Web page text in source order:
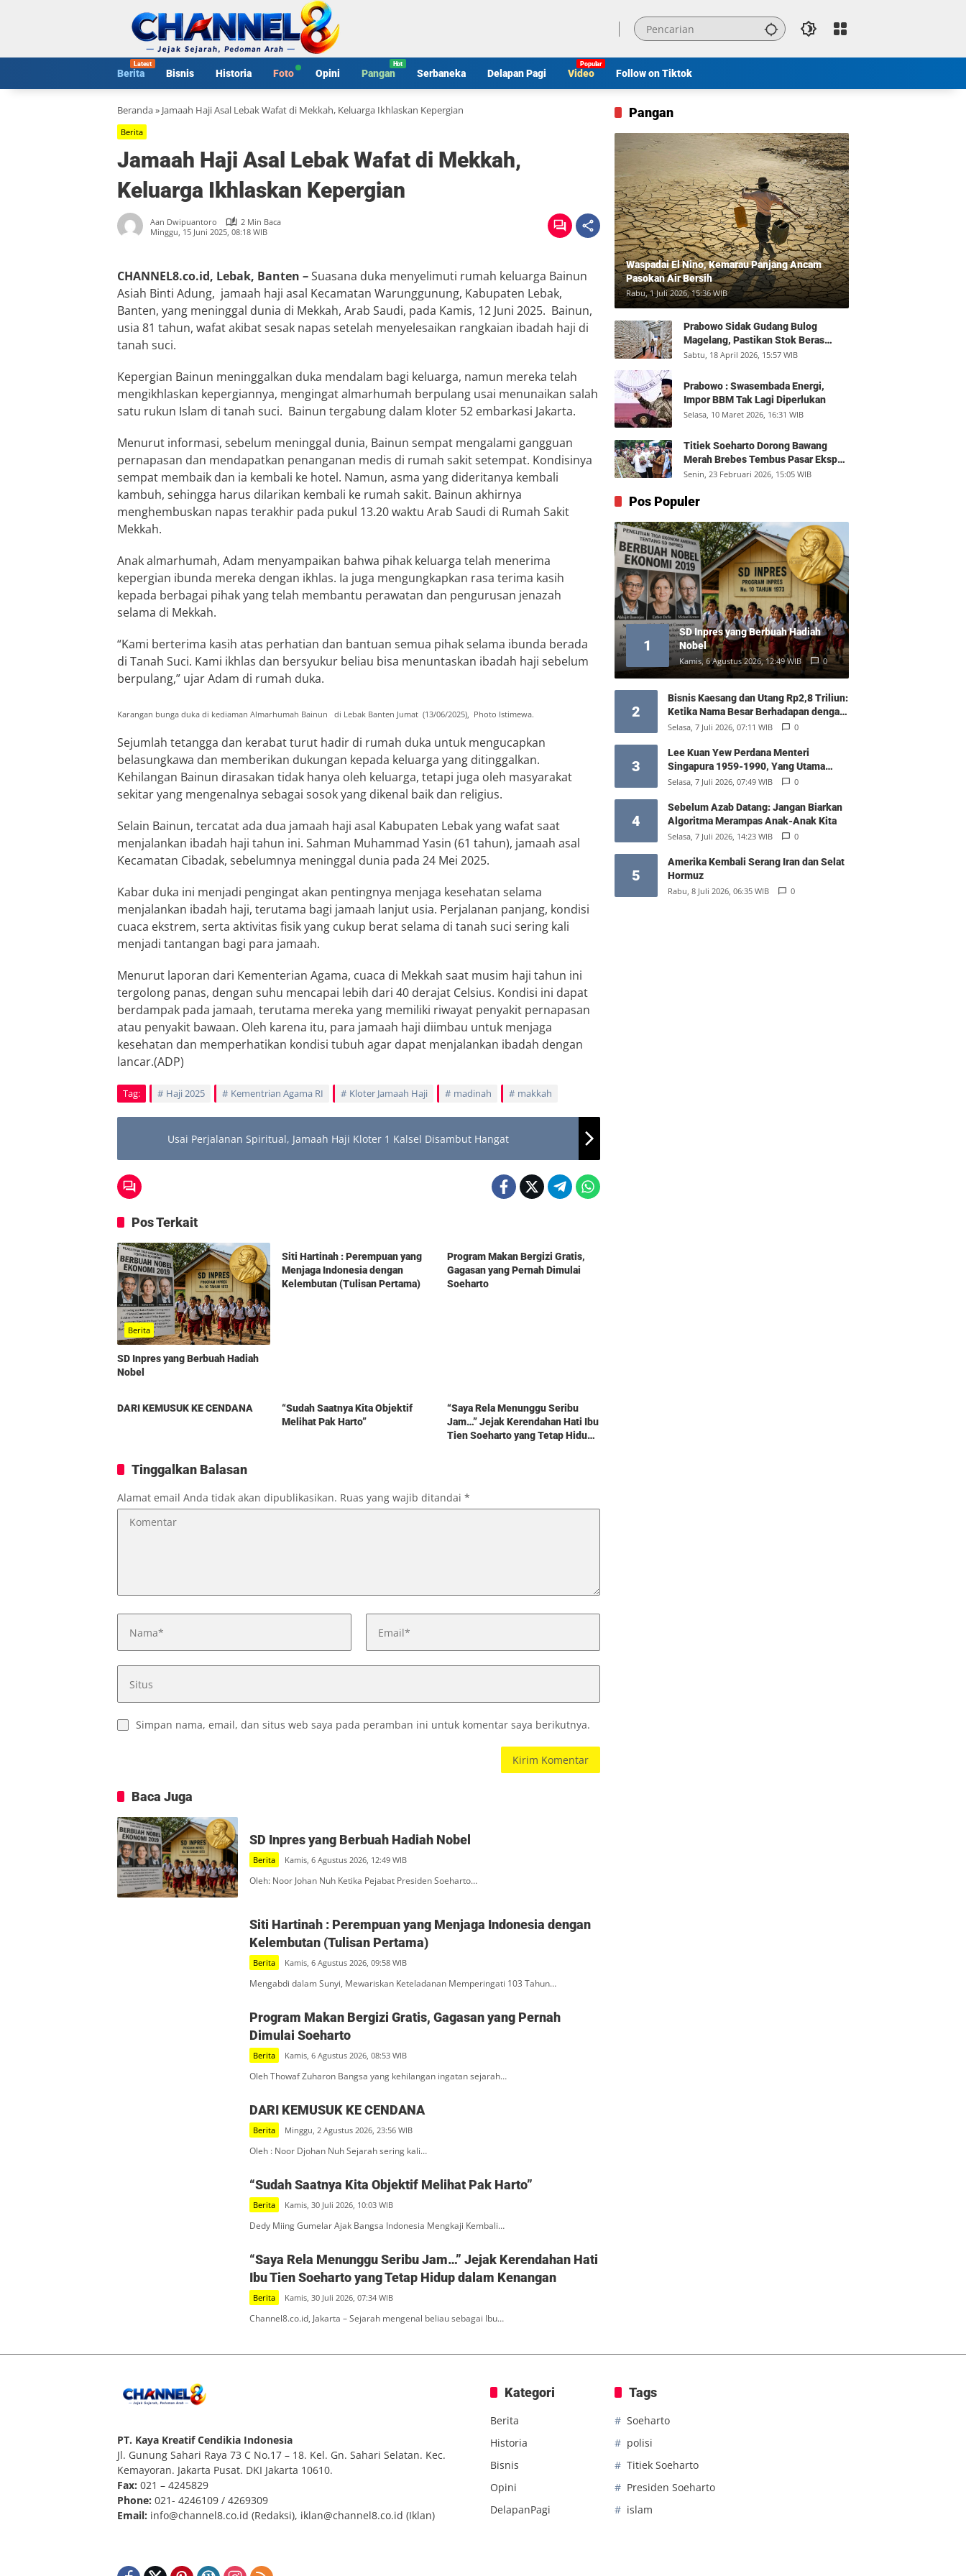
Berita Bisnis Historia Foto Opini Pangan Serbaneka Delapan Pagi Video Follow on Tiktok
Beranda» Jamaah Haji Asal Lebak Wafat di Mekkah, Keluarga Ikhlaskan Kepergian
Berita
Jamaah Haji Asal Lebak Wafat di Mekkah,
Keluarga Ikhlaskan Kepergian
Aan Dwipuantoro
2 Min Baca
Minggu, 15 Juni 2025, 08:18 WIB
CHANNEL8.co.id, Lebak, Banten –Suasana duka menyelimuti rumah keluarga Bainun
Asiah Binti Adung, jamaah haji asal Kecamatan Warunggunung, Kabupaten Lebak,
Banten, yang meninggal dunia di Mekkah, Arab Saudi, pada Kamis, 12 Juni 2025. Bainun,
usia 81 tahun, wafat akibat sesak napas setelah menyelesaikan rangkaian ibadah haji di
tanah suci.
Kepergian Bainun meninggalkan duka mendalam bagi keluarga, namun mereka telah
mengikhlaskan kepergiannya, mengingat almarhumah berpulang usai menunaikan salah
satu rukun Islam di tanah suci. Bainun tergabung dalam kloter 52 embarkasi Jakarta.
Menurut informasi, sebelum meninggal dunia, Bainun sempat mengalami gangguan
pernapasan dan mendapatkan penanganan medis di rumah sakit setempat. Kondisinya
sempat membaik dan ia kembali ke hotel. Namun, asma yang dideritanya kembali
kambuh, sehingga harus dilarikan kembali ke rumah sakit. Bainun akhirnya
menghembuskan napas terakhir pada pukul 13.20 waktu Arab Saudi di Rumah Sakit
Mekkah.
Anak almarhumah, Adam menyampaikan bahwa pihak keluarga telah menerima
kepergian ibunda mereka dengan ikhlas. Ia juga mengungkapkan rasa terima kasih
kepada berbagai pihak yang telah membantu perawatan dan pengurusan jenazah
selama di Mekkah.
“Kami berterima kasih atas perhatian dan bantuan semua pihak selama ibunda berada
di Tanah Suci. Kami ikhlas dan bersyukur beliau bisa menuntaskan ibadah haji sebelum
berpulang,” ujar Adam di rumah duka.
Karangan bunga duka di kediaman Almarhumah Bainun di Lebak Banten Jumat (13/06/2025), Photo Istimewa.
Sejumlah tetangga dan kerabat turut hadir di rumah duka untuk mengucapkan
belasungkawa dan memberikan dukungan kepada keluarga yang ditinggalkan.
Kehilangan Bainun dirasakan tidak hanya oleh keluarga, tetapi juga oleh masyarakat
sekitar yang mengenalnya sebagai sosok yang dikenal baik dan religius.
Selain Bainun, tercatat ada dua jamaah haji asal Kabupaten Lebak yang wafat saat
menjalankan ibadah haji tahun ini. Sahman Muhammad Yasin (61 tahun), jamaah asal
Kecamatan Cibadak, sebelumnya meninggal dunia pada 24 Mei 2025.
Kabar duka ini menjadi pengingat akan pentingnya menjaga kesehatan selama
menjalankan ibadah haji, terutama bagi jamaah lanjut usia. Perjalanan panjang, kondisi
cuaca ekstrem, serta aktivitas fisik yang cukup berat selama di tanah suci sering kali
menjadi tantangan bagi para jamaah.
Menurut laporan dari Kementerian Agama, cuaca di Mekkah saat musim haji tahun ini
tergolong panas, dengan suhu mencapai lebih dari 40 derajat Celsius. Kondisi ini dapat
berdampak pada jamaah, terutama mereka yang memiliki riwayat penyakit pernapasan
atau penyakit bawaan. Oleh karena itu, para jamaah haji diimbau untuk menjaga
kesehatan dan memperhatikan kondisi tubuh agar dapat menjalankan ibadah dengan
lancar.(ADP)
Tag: Haji 2025 Kementrian Agama RI Kloter Jamaah Haji madinah makkah
Usai Perjalanan Spiritual, Jamaah Haji Kloter 1 Kalsel Disambut Hangat
Pos Terkait
Berita
SD Inpres yang Berbuah Hadiah
Nobel
Siti Hartinah : Perempuan yang
Menjaga Indonesia dengan
Kelembutan (Tulisan Pertama)
Program Makan Bergizi Gratis,
Gagasan yang Pernah Dimulai
Soeharto
DARI KEMUSUK KE CENDANA
“Sudah Saatnya Kita Objektif
Melihat Pak Harto”
“Saya Rela Menunggu Seribu
Jam…” Jejak Kerendahan Hati Ibu
Tien Soeharto yang Tetap Hidup
Tinggalkan Balasan
Alamat email Anda tidak akan dipublikasikan. Ruas yang wajib ditandai *
Simpan nama, email, dan situs web saya pada peramban ini untuk komentar saya berikutnya.
Baca Juga
SD Inpres yang Berbuah Hadiah Nobel
Berita Kamis, 6 Agustus 2026, 12:49 WIB
Oleh: Noor Johan Nuh Ketika Pejabat Presiden Soeharto…
Siti Hartinah : Perempuan yang Menjaga Indonesia dengan
Kelembutan (Tulisan Pertama)
Berita Kamis, 6 Agustus 2026, 09:58 WIB
Mengabdi dalam Sunyi, Mewariskan Keteladanan Memperingati 103 Tahun…
Program Makan Bergizi Gratis, Gagasan yang Pernah
Dimulai Soeharto
Berita Kamis, 6 Agustus 2026, 08:53 WIB
Oleh Thowaf Zuharon Bangsa yang kehilangan ingatan sejarah…
DARI KEMUSUK KE CENDANA
Berita Minggu, 2 Agustus 2026, 23:56 WIB
Oleh : Noor Djohan Nuh Sejarah sering kali…
“Sudah Saatnya Kita Objektif Melihat Pak Harto”
Berita Kamis, 30 Juli 2026, 10:03 WIB
Dedy Miing Gumelar Ajak Bangsa Indonesia Mengkaji Kembali…
“Saya Rela Menunggu Seribu Jam…” Jejak Kerendahan Hati
Ibu Tien Soeharto yang Tetap Hidup dalam Kenangan
Berita Kamis, 30 Juli 2026, 07:34 WIB
Channel8.co.id, Jakarta – Sejarah mengenal beliau sebagai Ibu…
Pangan
Waspadai El Nino, Kemarau Panjang Ancam
Pasokan Air Bersih
Rabu, 1 Juli 2026, 15:36 WIB
Prabowo Sidak Gudang Bulog
Magelang, Pastikan Stok Beras
Aman dan Distribusi Lancar
Sabtu, 18 April 2026, 15:57 WIB
Prabowo : Swasembada Energi,
Impor BBM Tak Lagi Diperlukan
Selasa, 10 Maret 2026, 16:31 WIB
Titiek Soeharto Dorong Bawang
Merah Brebes Tembus Pasar Ekspor,
Petani Bisa Untung Rp350 Juta per
Senin, 23 Februari 2026, 15:05 WIB
Pos Populer
1
SD Inpres yang Berbuah Hadiah
Nobel
Kamis, 6 Agustus 2026, 12:49 WIB 0
2
Bisnis Kaesang dan Utang Rp2,8 Triliun:
Ketika Nama Besar Berhadapan dengan
Hukum Pasar
Selasa, 7 Juli 2026, 07:11 WIB 0
3
Lee Kuan Yew Perdana Menteri
Singapura 1959-1990, Yang Utama
Diantara Yang Sederajat
Selasa, 7 Juli 2026, 07:49 WIB 0
4
Sebelum Azab Datang: Jangan Biarkan
Algoritma Merampas Anak-Anak Kita
Selasa, 7 Juli 2026, 14:23 WIB 0
5
Amerika Kembali Serang Iran dan Selat
Hormuz
Rabu, 8 Juli 2026, 06:35 WIB 0
PT. Kaya Kreatif Cendikia Indonesia
Jl. Gunung Sahari Raya 73 C No.17 – 18. Kel. Gn. Sahari Selatan. Kec.
Kemayoran. Jakarta Pusat. DKI Jakarta 10610.
Fax: 021 – 4245829
Phone: 021- 4246109 / 4269309
Email: info@channel8.co.id (Redaksi), iklan@channel8.co.id (Iklan)
Kategori
Berita
Historia
Bisnis
Opini
DelapanPagi
Tags
Soeharto
polisi
Titiek Soeharto
Presiden Soeharto
islam